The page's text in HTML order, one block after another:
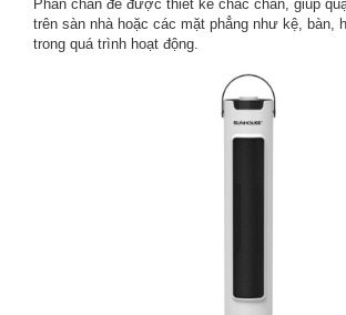
Phần chân đế được thiết kế chắc chắn, giúp
trên sàn nhà hoặc các mặt phẳng như kệ, bàn,
trong quá trình hoạt động.